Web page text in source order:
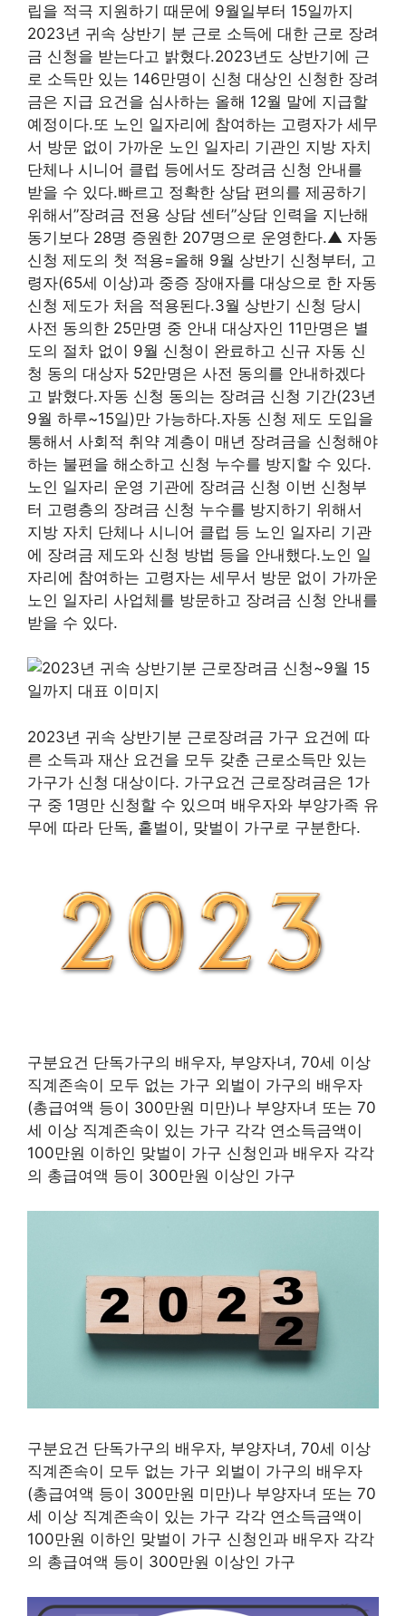
립을 적극 지원하기 때문에 9월일부터 15일까지
2023년 귀속 상반기 분 근로 소득에 대한 근로 장려
금 신청을 받는다고 밝혔다.2023년도 상반기에 근
로 소득만 있는 146만명이 신청 대상인 신청한 장려
금은 지급 요건을 심사하는 올해 12월 말에 지급할
예정이다.또 노인 일자리에 참여하는 고령자가 세무
서 방문 없이 가까운 노인 일자리 기관인 지방 자치
단체나 시니어 클럽 등에서도 장려금 신청 안내를
받을 수 있다.빠르고 정확한 상담 편의를 제공하기
위해서”장려금 전용 상담 센터”상담 인력을 지난해
동기보다 28명 증원한 207명으로 운영한다.▲ 자동
신청 제도의 첫 적용=올해 9월 상반기 신청부터, 고
령자(65세 이상)과 중증 장애자를 대상으로 한 자동
신청 제도가 처음 적용된다.3월 상반기 신청 당시
사전 동의한 25만명 중 안내 대상자인 11만명은 별
도의 절차 없이 9월 신청이 완료하고 신규 자동 신
청 동의 대상자 52만명은 사전 동의를 안내하겠다
고 밝혔다.자동 신청 동의는 장려금 신청 기간(23년
9월 하루~15일)만 가능하다.자동 신청 제도 도입을
통해서 사회적 취약 계층이 매년 장려금을 신청해야
하는 불편을 해소하고 신청 누수를 방지할 수 있다.
노인 일자리 운영 기관에 장려금 신청 이번 신청부
터 고령층의 장려금 신청 누수를 방지하기 위해서
지방 자치 단체나 시니어 클럽 등 노인 일자리 기관
에 장려금 제도와 신청 방법 등을 안내했다.노인 일
자리에 참여하는 고령자는 세무서 방문 없이 가까운
노인 일자리 사업체를 방문하고 장려금 신청 안내를
받을 수 있다.
2023년 귀속 상반기분 근로장려금 가구 요건에 따
른 소득과 재산 요건을 모두 갖춘 근로소득만 있는
가구가 신청 대상이다. 가구요건 근로장려금은 1가
구 중 1명만 신청할 수 있으며 배우자와 부양가족 유
무에 따라 단독, 홑벌이, 맞벌이 가구로 구분한다.
구분요건 단독가구의 배우자, 부양자녀, 70세 이상
직계존속이 모두 없는 가구 외벌이 가구의 배우자
(총급여액 등이 300만원 미만)나 부양자녀 또는 70
세 이상 직계존속이 있는 가구 각각 연소득금액이
100만원 이하인 맞벌이 가구 신청인과 배우자 각각
의 총급여액 등이 300만원 이상인 가구
구분요건 단독가구의 배우자, 부양자녀, 70세 이상
직계존속이 모두 없는 가구 외벌이 가구의 배우자
(총급여액 등이 300만원 미만)나 부양자녀 또는 70
세 이상 직계존속이 있는 가구 각각 연소득금액이
100만원 이하인 맞벌이 가구 신청인과 배우자 각각
의 총급여액 등이 300만원 이상인 가구